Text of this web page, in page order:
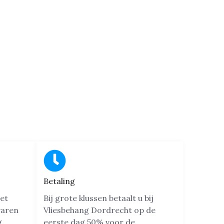
Betaling
Bij grote klussen betaalt u bij
Vliesbehang Dordrecht op de
eerste dag 50% voor de